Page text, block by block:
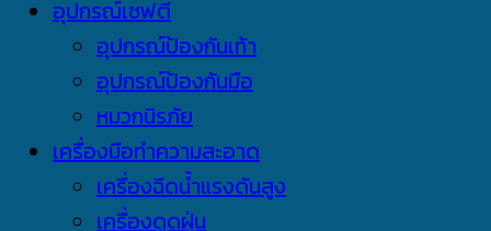
อุปกรณ์เซฟตี้
อุปกรณ์ป้องกันเท้า
อุปกรณ์ป้องกันมือ
หมวกนิรภัย
เครื่องมือทำความสะอาด
เครื่องฉีดน้ำแรงดันสูง
เครื่องดูดฝุ่น